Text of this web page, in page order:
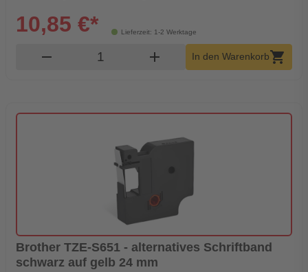
Lieferzeit: 1-2 Werktage
10,85 €*
remove Produkt Warenkorb Menge
add In den Warenkorbshopping_cart
Brother TZE-S651 - alternatives Schriftband
schwarz auf gelb 24 mm